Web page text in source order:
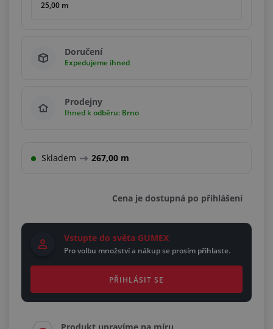
25,00 m
Doručení
Expedujeme ihned
Prodejny
Ihned k odběru: Brno
Skladem 267,00 m
Cena je dostupná po přihlášení
Vstupte do světa GUMEX
Pro volbu množství a nákup se prosím přihlaste.
PŘIHLÁSIT SE
Produkt upravíme na míru